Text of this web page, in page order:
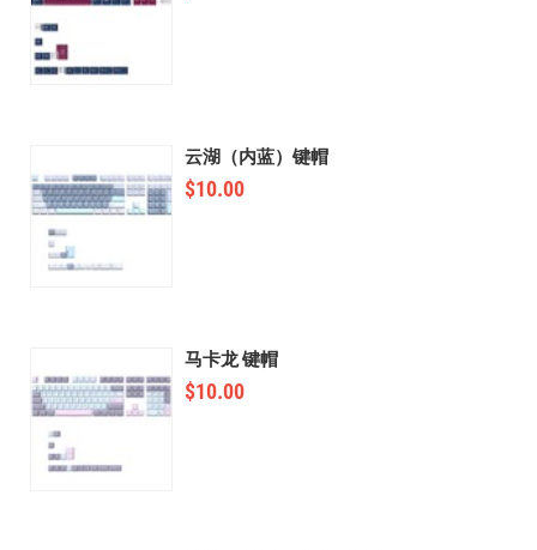
云湖（内蓝）键帽
$10.00
马卡龙 键帽
$10.00